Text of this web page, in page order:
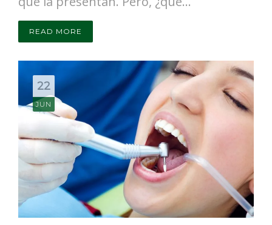
READ MORE
22
JUN